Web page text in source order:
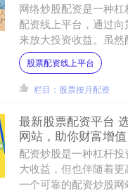
网络炒股配资是一种
配资线上平台，通过
来放大投资收益。虽然
高的收益，但同时也伴
险。 * **信达期货：*....
股票配资线上平台
栏目：股票按月配资
最新股票配资平台
网站，助你财富增值
配资炒股是一种杠杆
大收益，但也伴随着
一个可靠的配资炒股网